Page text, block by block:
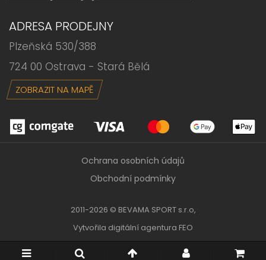
ADRESA PRODEJNY
Plzeňská 530/388
724 00 Ostrava - Stará Bělá
ZOBRAZIT NA MAPĚ
2011-2026 © BEVAMA SPORT s.r.o,
Ochrana osobních údajů
Obchodní podmínky
Vytvořila digitální agentura FEO